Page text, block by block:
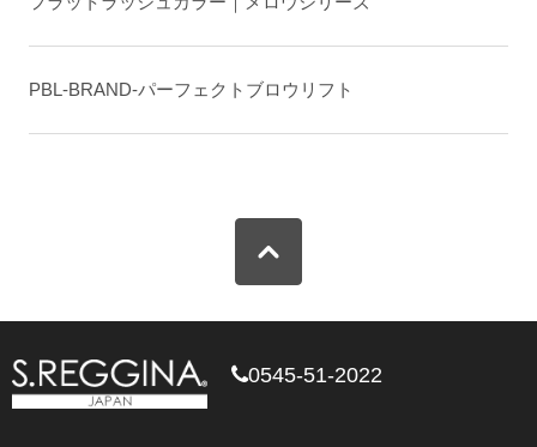
PBL-BRAND-パーフェクトブロウリフト
0545-51-2022